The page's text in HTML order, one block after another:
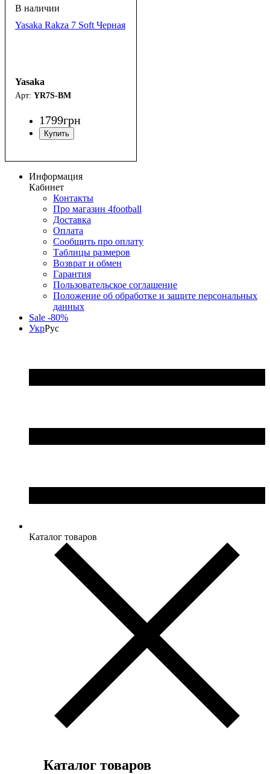
Yasaka Rakza 7 Soft Черная
Yasaka
YR7S-BM
1799грн
Информация
Кабинет
Контакты
Про магазин 4football
Доставка
Оплата
Сообщить про оплату
Таблицы размеров
Возврат и обмен
Гарантия
Пользовательское соглашение
Положение об обработке и защите персональных
данных
Sale -80%
УкрРус
Каталог товаров
Каталог товаров